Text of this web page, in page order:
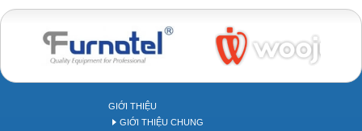
GIỚI THIỆU
GIỚI THIỆU CHUNG